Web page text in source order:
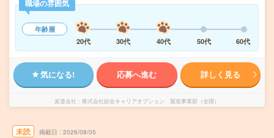
職場の雰囲気
年齢層
20代
30代 40代 50代 60代
気になる! 応募へ進む 詳しく見る
派遣会社 株式会社綜合キャリアオプション 製造事業部（全国）
未読 掲載日 2026/08/05